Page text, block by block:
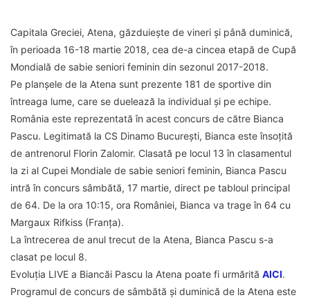
Capitala Greciei, Atena, găzduiește de vineri și până duminică,
în perioada 16-18 martie 2018, cea de-a cincea etapă de Cupă
Mondială de sabie seniori feminin din sezonul 2017-2018.
Pe planșele de la Atena sunt prezente 181 de sportive din
întreaga lume, care se duelează la individual și pe echipe.
România este reprezentată în acest concurs de către Bianca
Pascu. Legitimată la CS Dinamo București, Bianca este însoțită
de antrenorul Florin Zalomir. Clasată pe locul 13 în clasamentul
la zi al Cupei Mondiale de sabie seniori feminin, Bianca Pascu
intră în concurs sâmbătă, 17 martie, direct pe tabloul principal
de 64. De la ora 10:15, ora României, Bianca va trage în 64 cu
Margaux Rifkiss (Franța).
La întrecerea de anul trecut de la Atena, Bianca Pascu s-a
clasat pe locul 8.
Evoluția LIVE a Biancăi Pascu la Atena poate fi urmărită AICI.
Programul de concurs de sâmbătă și duminică de la Atena este